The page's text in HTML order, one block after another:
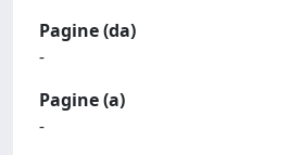
Pagine (da)
-
Pagine (a)
-